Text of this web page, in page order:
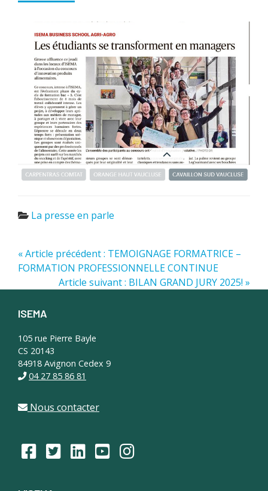
La presse en parle
« Article précédent : TEMOIGNAGE FORMATRICE –
FORMATION PROFESSIONNELLE CONTINUE
Article suivant : BILAN GRAND JURY 2025! »
Footer
ISEMA
105 rue Pierre Bayle
CS 20143
84918 Avignon Cedex 9
04 27 85 86 81
Nous contacter